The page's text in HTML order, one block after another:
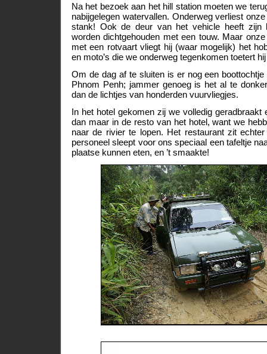
Na het bezoek aan het hill station moeten we
nabijgelegen watervallen. Onderweg verliest
stank! Ook de deur van het vehicle heeft zijn
worden dichtgehouden met een touw. Maar
met een rotvaart vliegt hij (waar mogelijk) het
en moto’s die we onderweg tegenkomen toetert
Om de dag af te sluiten is er nog een
Phnom Penh; jammer genoeg is het al te
dan de lichtjes van honderden vuurvliegjes.
In het hotel gekomen zij we volledig geradbraakt
dan maar in de resto van het hotel, want we
naar de rivier te lopen. Het restaurant zit
personeel sleept voor ons speciaal een tafeltje
plaatse kunnen eten, en ’t smaakte!